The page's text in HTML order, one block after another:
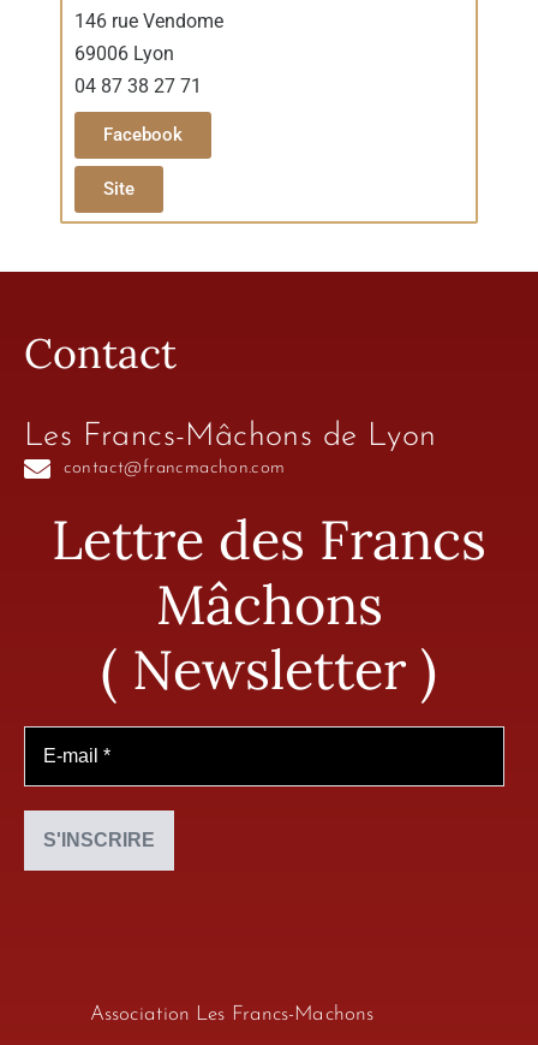
146 rue Vendome
69006 Lyon
04 87 38 27 71
Facebook
Site
Contact
Les Francs-Mâchons de Lyon
contact@francmachon.com
Lettre des Francs
Mâchons
( Newsletter )
Association Les Francs-Machons